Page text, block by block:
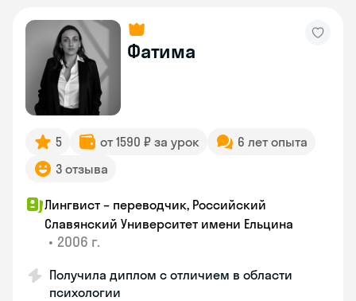
Фатима
5 от 1590 ₽ за урок
6 лет опыта
3 отзыва
Лингвист – переводчик, Российский
Славянский Университет имени Ельцина
• 2006 г.
Получила диплом с отличием в области
психологии